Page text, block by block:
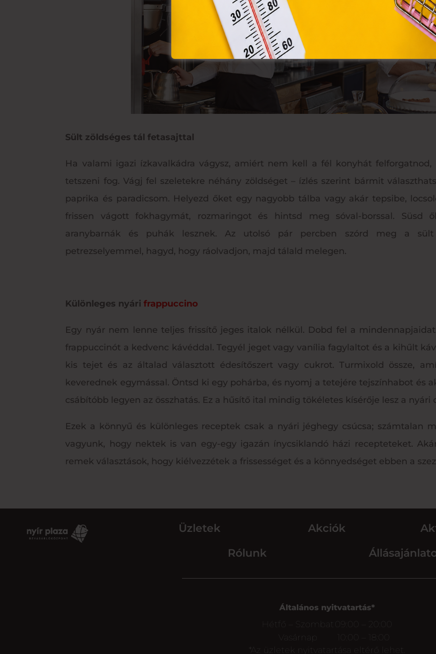
Sült zöldséges tál fetasajttal
Ha valami igazi ízkavalkádra vágysz, amiért nem kell a fél konyhát
tetszeni fog. Vágj fel szeletekre néhány zöldséget – ízlés szerint bármit
paprika és paradicsom. Helyezd őket egy nagyobb tálba vagy akár tepsibe,
frissen vágott fokhagymát, rozmaringot és hintsd meg sóval-borssal. Süsd
aranybarnák és puhák lesznek. Az utolsó pár percben szórd meg a
petrezselyemmel, hagyd, hogy ráolvadjon, majd tálald melegen.
Különleges nyárifrappuccino
Egy nyár nem lenne teljes frissítő jeges italok nélkül. Dobd fel a
frappuccinót a kedvenc kávéddal. Tegyél jeget vagy vanília fagylaltot és a kihűlt
kis tejet és az általad választott édesítőszert vagy cukrot. Turmixold össze,
keverednek egymással. Öntsd ki egy pohárba, és nyomj a tetejére tejszínhabot és
csábítóbb legyen az összhatás. Ez a hűsítő ital mindig tökéletes kísérője lesz a nyári
Ezek a könnyű és különleges receptek csak a nyári jéghegy csúcsa; számtalan
vagyunk, hogy nektek is van egy-egy igazán ínycsiklandó házi recepteteket.
remek választások, hogy kiélvezzétek a frissességet és a könnyedséget ebben a
Üzletek Akciók
Rólunk
Általános nyitvatartás*
Hétfő – Szombat
09:00 – 20:00
Vasárnap
10:00 – 18:00
*Az üzletek nyitvatartása eltérő lehet.